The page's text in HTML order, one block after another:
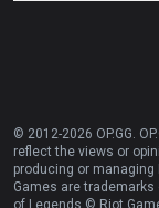
© 2012-2026 OP.GG.
reflect the views or
producing or managing
Games are
of Legends © Riot